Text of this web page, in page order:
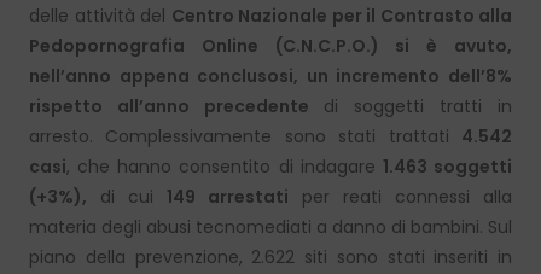
delle attività del Centro Nazionale per il Contrasto alla
Pedopornografia Online (C.N.C.P.O.) si è avuto,
nell’anno appena conclusosi, un incremento dell’8%
rispetto all’anno precedente di soggetti tratti in
arresto. Complessivamente sono stati trattati 4.542
casi, che hanno consentito di indagare 1.463 soggetti
(+3%), di cui 149 arrestati per reati connessi alla
materia degli abusi tecnomediati a danno di bambini. Sul
piano della prevenzione, 2.622 siti sono stati inseriti in